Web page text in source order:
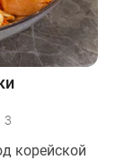
3
корейской